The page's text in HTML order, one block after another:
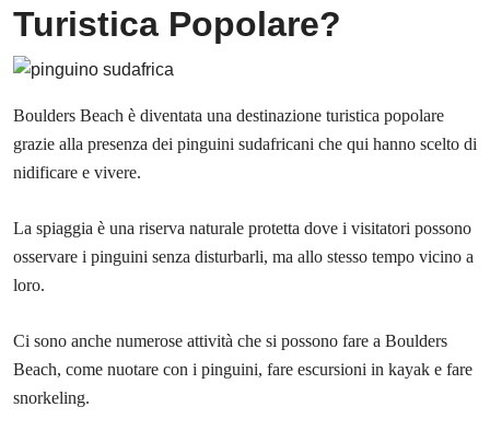
Turistica Popolare?
Boulders Beach è diventata una destinazione turistica popolare
grazie alla presenza dei pinguini sudafricani che qui hanno scelto di
nidificare e vivere.
La spiaggia è una riserva naturale protetta dove i visitatori possono
osservare i pinguini senza disturbarli, ma allo stesso tempo vicino a
loro.
Ci sono anche numerose attività che si possono fare a Boulders
Beach, come nuotare con i pinguini, fare escursioni in kayak e fare
snorkeling.